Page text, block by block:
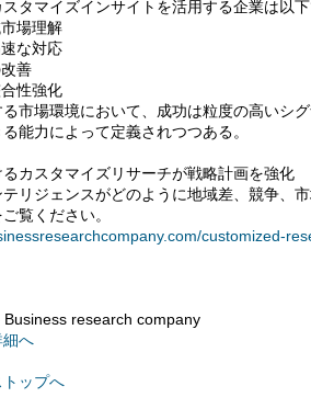
タマイズインサイトを活用する企業は以
場理解
な対応
善
性強化
市場環境において、成功は粒度の高いシ
能力によって定義されつつある。
カスタマイズリサーチが戦略計画を強化
リジェンスがどのように地域差、競争、
覧ください。
customized-
research company
細へ
トップへ